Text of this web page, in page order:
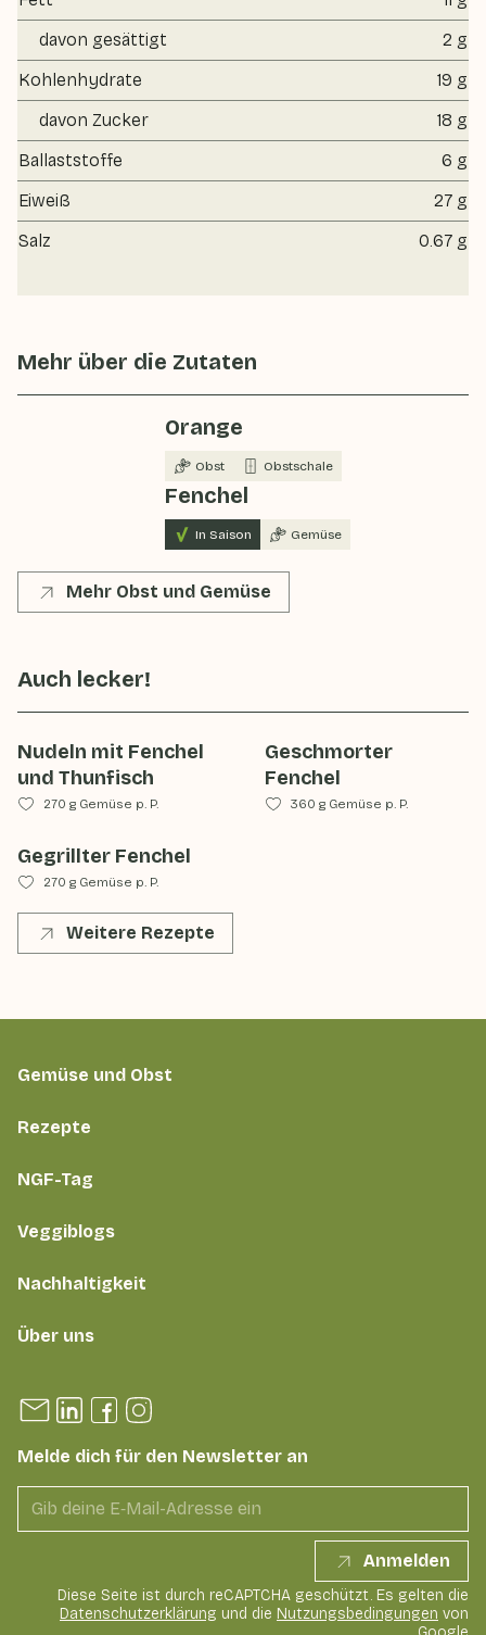
davon gesättigt
2 g
Kohlenhydrate
19 g
davon Zucker
18 g
Ballaststoffe
6 g
Eiweiß
27 g
Salz
0.67 g
Mehr über die Zutaten
Orange
Obst Obstschale
Fenchel
In Saison Gemüse
Mehr Obst und Gemüse
Auch lecker!
Nudeln mit Fenchel
und Thunfisch
270 g Gemüse p. P.
Geschmorter
Fenchel
360 g Gemüse p. P.
Gegrillter Fenchel
270 g Gemüse p. P.
Weitere Rezepte
Gemüse und Obst
Rezepte
NGF-Tag
Veggiblogs
Nachhaltigkeit
Über uns
Melde dich für den Newsletter an
Anmelden
Diese Seite ist durch reCAPTCHA geschützt. Es gelten die
Datenschutzerklärung und die Nutzungsbedingungen von